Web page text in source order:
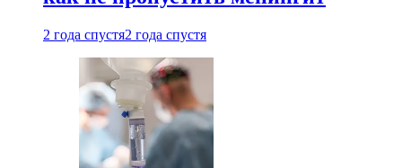
2 года спустя2 года спустя